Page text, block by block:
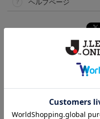
ヘルプページ
NEW